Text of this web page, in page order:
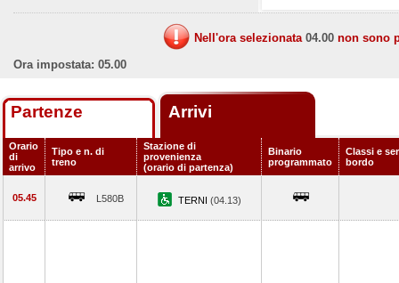
Nell'ora selezionata 04.00 non sono
Ora impostata: 05.00
Partenze Arrivi
Orario
di
arrivo
Tipo e n. di
treno
Stazione di
provenienza
(orario di partenza)
Binario
programmato
Classi e
bordo
05.45 L580B TERNI (04.13)